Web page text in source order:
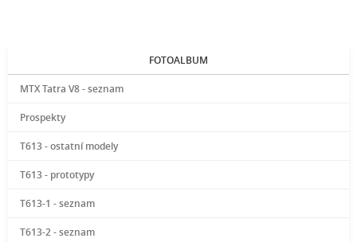
FOTOALBUM
MTX Tatra V8 - seznam
Prospekty
T613 - ostatní modely
T613 - prototypy
T613-1 - seznam
T613-2 - seznam